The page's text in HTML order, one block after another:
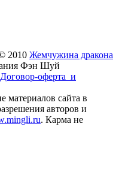
2010 Жемчужина дракона
Фэн Шуй
Договор-оферта и
материалов сайта в
авторов и
. Карма не